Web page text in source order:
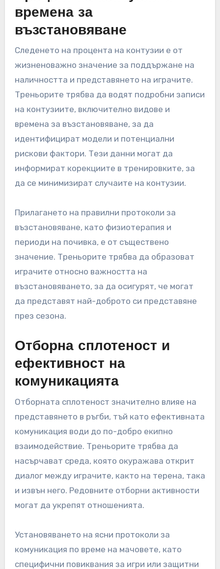
времена за
възстановяване
Следенето на процента на контузии е от
жизненоважно значение за поддържане на
наличността и представянето на играчите.
Треньорите трябва да водят подробни записи
на контузиите, включително видове и
времена за възстановяване, за да
идентифицират модели и потенциални
рискови фактори. Тези данни могат да
информират корекциите в тренировките, за
да се минимизират случаите на контузии.
Прилагането на правилни протоколи за
възстановяване, като физиотерапия и
периоди на почивка, е от съществено
значение. Треньорите трябва да образоват
играчите относно важността на
възстановяването, за да осигурят, че могат
да представят най-доброто си представяне
през сезона.
Отборна сплотеност и
ефективност на
комуникацията
Отборната сплотеност значително влияе на
представянето в ръгби, тъй като ефективната
комуникация води до по-добро екипно
взаимодействие. Треньорите трябва да
насърчават среда, която окуражава открит
диалог между играчите, както на терена, така
и извън него. Редовните отборни активности
могат да укрепят отношенията.
Установяването на ясни протоколи за
комуникация по време на мачовете, като
специфични повиквания за игри или защитни